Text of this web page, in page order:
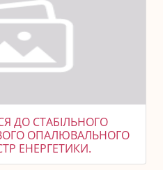
ДО СТАБІЛЬНОГО
ОПАЛЮВАЛЬНОГО
ЕНЕРГЕТИКИ.